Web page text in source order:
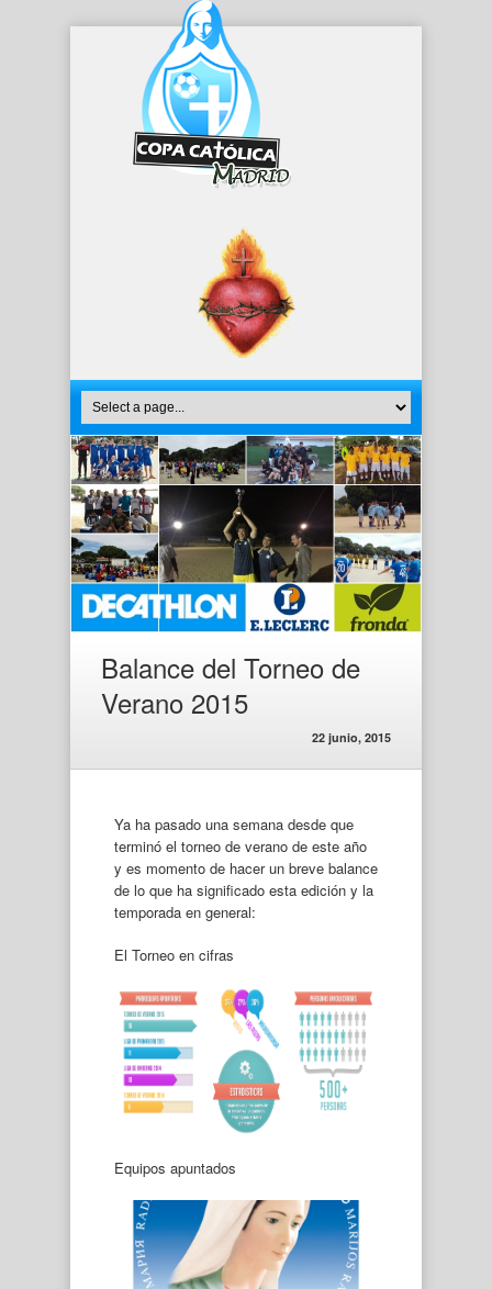
Balance del Torneo de
Verano 2015
22 junio, 2015
Ya ha pasado una semana desde que
terminó el torneo de verano de este año
y es momento de hacer un breve balance
de lo que ha significado esta edición y la
temporada en general:
El Torneo en cifras
Equipos apuntados